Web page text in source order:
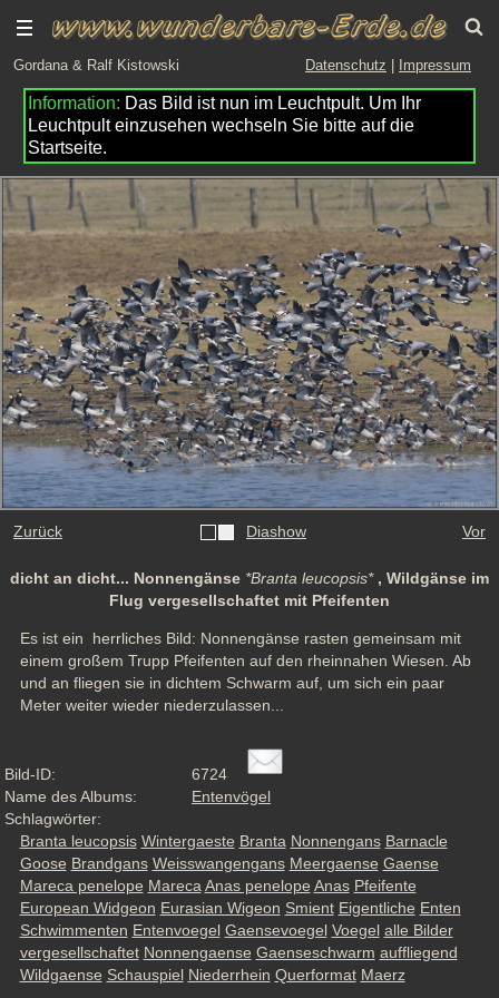
Gordana & Ralf Kistowski Datenschutz Impressum
Das Bild ist nun im Leuchtpult. Um Ihr
Leuchtpult einzusehen wechseln Sie bitte auf die
Startseite.
Zurück Diashow Vor
dicht an dicht... Nonnengänse *Branta leucopsis*, Wildgänse im
Flug vergesellschaftet mit Pfeifenten
Es ist ein  herrliches Bild: Nonnengänse rasten gemeinsam mit
einem großem Trupp Pfeifenten auf den rheinnahen Wiesen. Ab
und an fliegen sie in dichtem Schwarm auf, um sich ein paar
Meter weiter wieder niederzulassen...
Bild-ID:
6724
Name des Albums:
Entenvögel
Schlagwörter:
Branta leucopsis Wintergaeste Branta Nonnengans Barnacle
Goose Brandgans Weisswangengans Meergaense Gaense
Mareca penelope Mareca Anas penelope Anas Pfeifente
European Widgeon Eurasian Wigeon Smient Eigentliche Enten
Schwimmenten Entenvoegel Gaensevoegel Voegel alle Bilder
vergesellschaftet Nonnengaense Gaenseschwarm auffliegend
Wildgaense Schauspiel Niederrhein Querformat Maerz